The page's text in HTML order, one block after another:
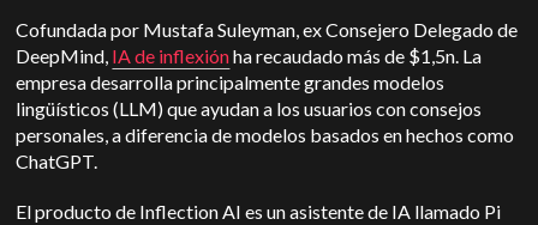
Cofundada por Mustafa Suleyman, ex Consejero Delegado de
DeepMind, IA de inflexiónha recaudado más de $1,5n. La
empresa desarrolla principalmente grandes modelos
lingüísticos (LLM) que ayudan a los usuarios con consejos
personales, a diferencia de modelos basados en hechos como
ChatGPT.
El producto de Inflection AI es un asistente de IA llamado Pi